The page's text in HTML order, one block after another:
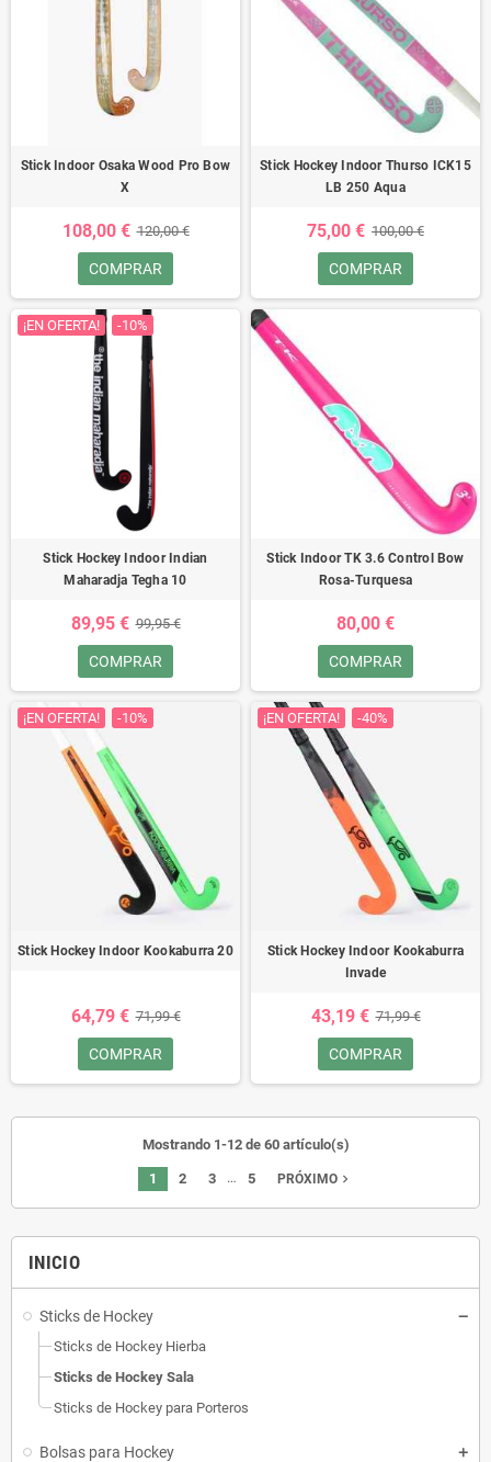
INICIO
Sticks de Hockey
Sticks de Hockey Hierba
Sticks de Hockey Sala
Sticks de Hockey para Porteros
Bolsas para Hockey
Stick Indoor Osaka Wood Pro Bow
X
108,00 € 120,00 €
COMPRAR
Stick Hockey Indoor Thurso ICK15
LB 250 Aqua
75,00 € 100,00 €
COMPRAR
¡EN OFERTA! -10%
Stick Hockey Indoor Indian
Maharadja Tegha 10
89,95 € 99,95 €
COMPRAR
Stick Indoor TK 3.6 Control Bow
Rosa-Turquesa
80,00 €
COMPRAR
¡EN OFERTA! -10%
Stick Hockey Indoor Kookaburra 20
64,79 € 71,99 €
COMPRAR
¡EN OFERTA! -40%
Stick Hockey Indoor Kookaburra
Invade
43,19 € 71,99 €
COMPRAR
Mostrando 1-12 de 60 artículo(s)
1 2 3 … 5 PRÓXIMO navigate_next